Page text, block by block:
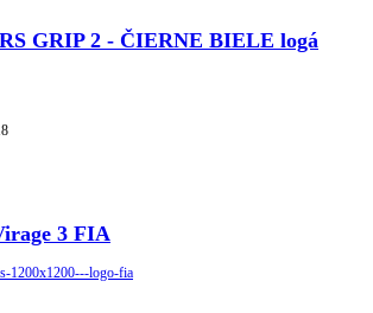
GRIP 2 - ČIERNE BIELE logá
3 FIA